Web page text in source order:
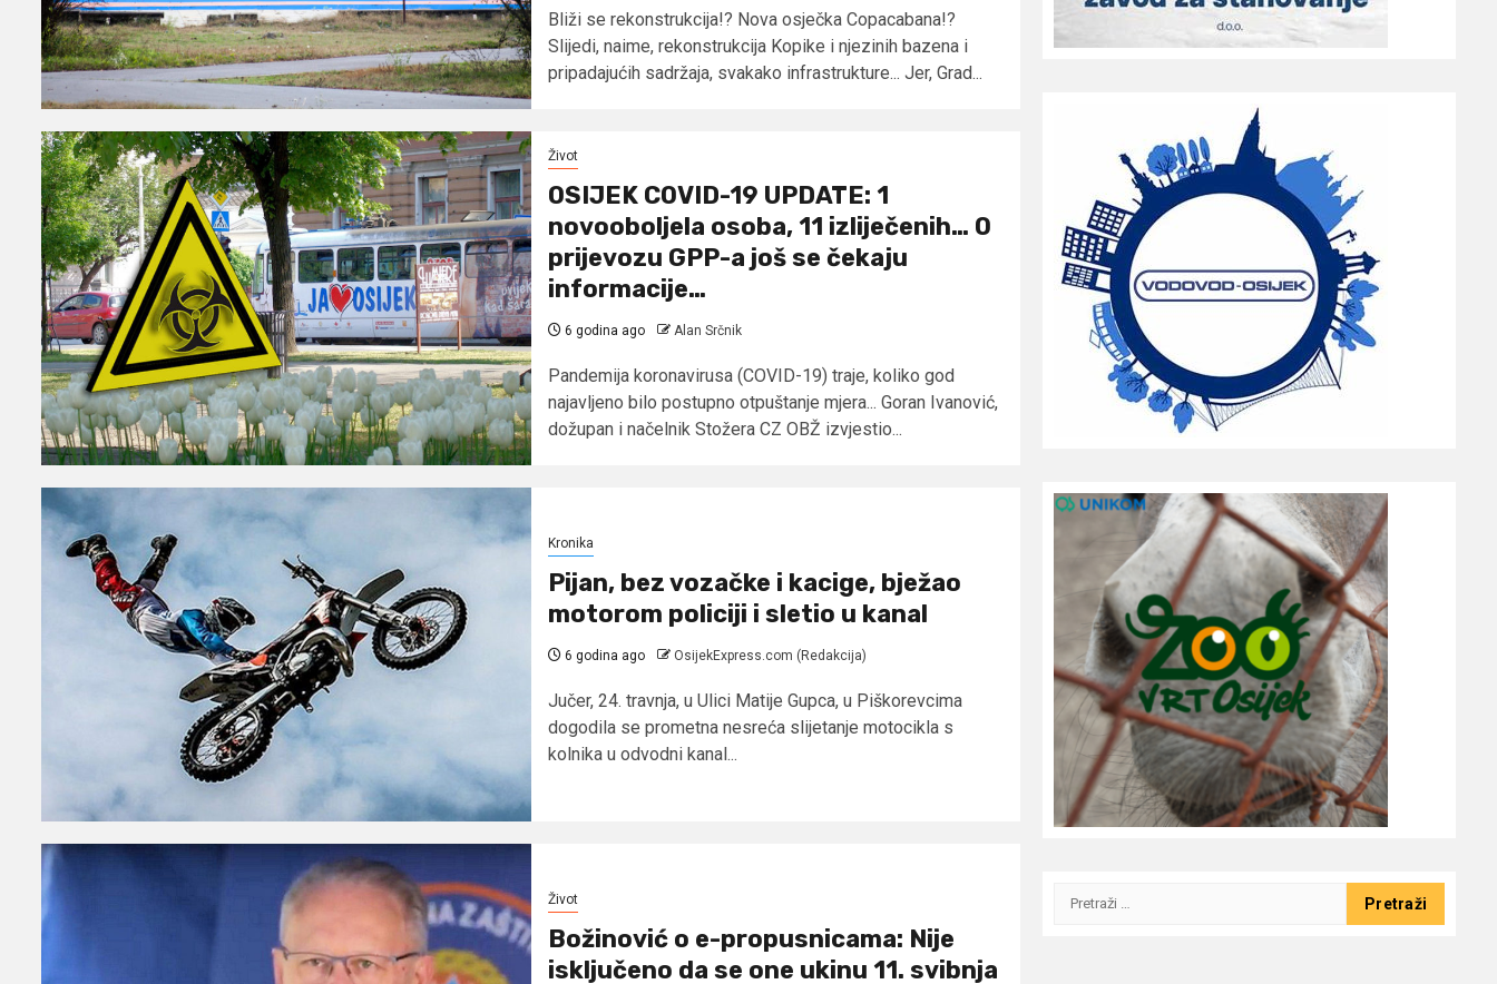
Bliži se rekonstrukcija!? Nova osječka Copacabana!?
Slijedi, naime, rekonstrukcija Kopike i njezinih bazena i
pripadajućih sadržaja, svakako infrastrukture... Jer, Grad...
Život
OSIJEK COVID-19 UPDATE: 1
novooboljela osoba, 11 izliječenih… O
prijevozu GPP-a još se čekaju
informacije…
6 godina ago Alan Srčnik
Pandemija koronavirusa (COVID-19) traje, koliko god
najavljeno bilo postupno otpuštanje mjera... Goran Ivanović,
dožupan i načelnik Stožera CZ OBŽ izvjestio...
Kronika
Pijan, bez vozačke i kacige, bježao
motorom policiji i sletio u kanal
6 godina ago OsijekExpress.com (Redakcija)
Jučer, 24. travnja, u Ulici Matije Gupca, u Piškorevcima
dogodila se prometna nesreća slijetanje motocikla s
kolnika u odvodni kanal...
Život
Božinović o e-propusnicama: Nije
isključeno da se one ukinu 11. svibnja
Pretraži: